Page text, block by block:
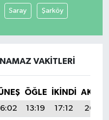
Saray Şarköy
VAKITLERI
ÖĞLE İKINDI
13:19 17:12
20:26